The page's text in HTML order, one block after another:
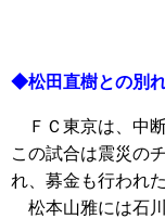
◆松田直樹との別
ＦＣ東京は、中断
この試合は震災の
れ、募金も行われた
松本山雅には石